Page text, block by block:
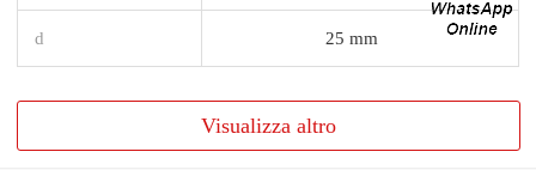
d 25 mm
Visualizza altro